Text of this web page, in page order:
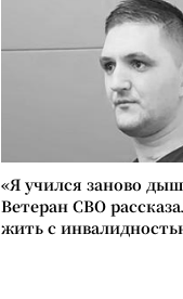
«Я учился заново
Ветеран СВО
жить с